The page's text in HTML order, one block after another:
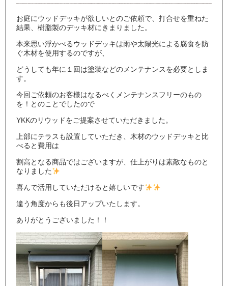
お庭にウッドデッキが欲しいとのご依頼で、打合せを重ねた
結果、樹脂製のデッキ材にきまりました。
本来思い浮かべるウッドデッキは雨や太陽光による腐食を防
ぐ木材を使用するのですが、
どうしても年に１回は塗装などのメンテナンスを必要としま
す。
今回ご依頼のお客様はなるべくメンテナンスフリーのもの
を！とのことでしたので
YKKのリウッドをご提案させていただきました。
上部にテラスも設置していただき、木材のウッドデッキと比
べると費用は
割高となる商品ではございますが、仕上がりは素敵なものと
なりました
喜んで活用していただけると嬉しいです
違う角度からも後日アップいたします。
ありがとうございました！！